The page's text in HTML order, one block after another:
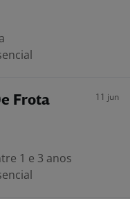
Frota 11 jun
1 e 3 anos